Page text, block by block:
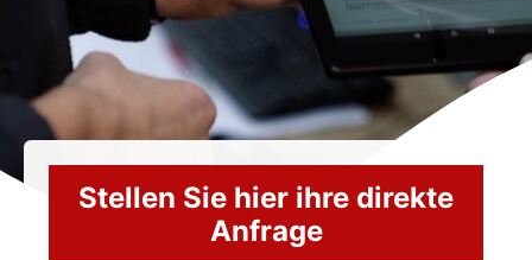
Stellen Sie hier ihre direkte
Anfrage